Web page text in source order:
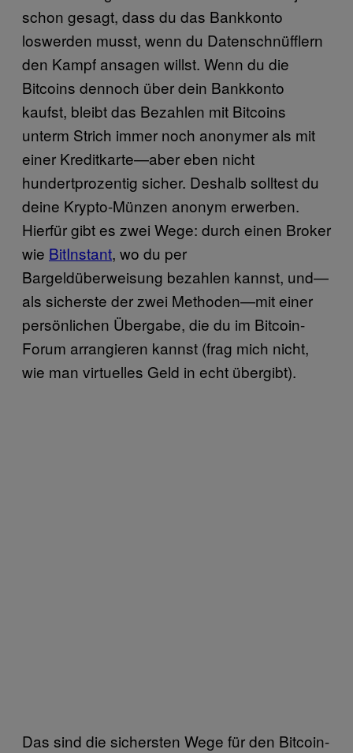
schon gesagt, dass du das Bankkonto
loswerden musst, wenn du Datenschnüfflern
den Kampf ansagen willst. Wenn du die
Bitcoins dennoch über dein Bankkonto
kaufst, bleibt das Bezahlen mit Bitcoins
unterm Strich immer noch anonymer als mit
einer Kreditkarte—aber eben nicht
hundertprozentig sicher. Deshalb solltest du
deine Krypto-Münzen anonym erwerben.
Hierfür gibt es zwei Wege: durch einen Broker
wie BitInstant, wo du per
Bargeldüberweisung bezahlen kannst, und—
als sicherste der zwei Methoden—mit einer
persönlichen Übergabe, die du im Bitcoin-
Forum arrangieren kannst (frag mich nicht,
wie man virtuelles Geld in echt übergibt).
Das sind die sichersten Wege für den Bitcoin-